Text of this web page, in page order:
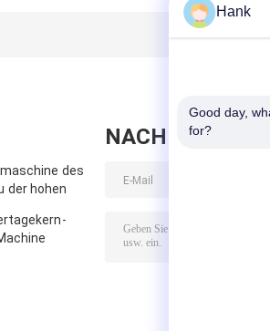
mit
des
der hohen
NACHRICHT
Hank
Good day,
for?